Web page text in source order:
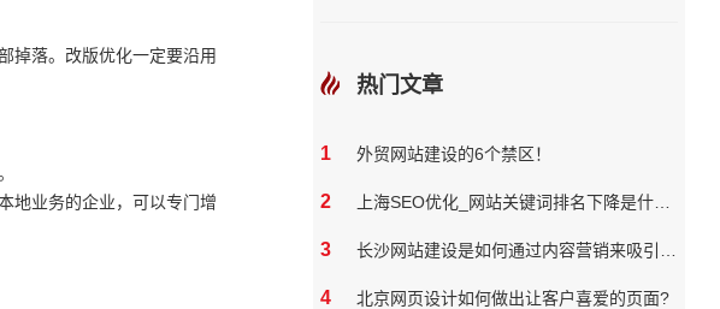
掉落。改版优化一定要沿用
地业务的企业，可以专门增
热门文章
1 外贸网站建设的6个禁区！
2
3
4 北京网页设计如何做出让客户喜爱的页面?